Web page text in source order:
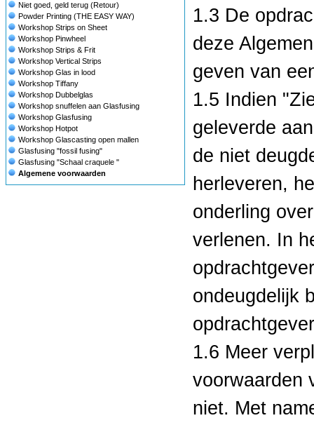
Niet goed, geld terug (Retour)
Powder Printing (THE EASY WAY)
Workshop Strips on Sheet
Workshop Pinwheel
Workshop Strips & Frit
Workshop Vertical Strips
Workshop Glas in lood
Workshop Tiffany
Workshop Dubbelglas
Workshop snuffelen aan Glasfusing
Workshop Glasfusing
Workshop Hotpot
Workshop Glascasting open mallen
Glasfusing "fossil fusing"
Glasfusing "Schaal craquele "
Algemene voorwaarden
1.3 De
deze
geven van
1.5 Indien
geleverde
de niet
herleveren,
onderling
verlenen. In
ondeugdelijk
1.6 Meer
voorwaarden
niet. Met